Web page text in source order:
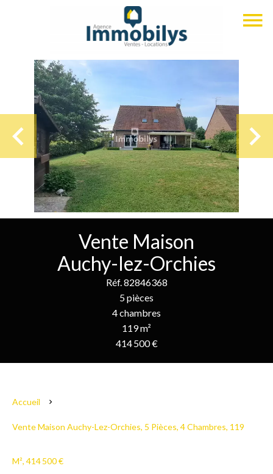
Vente Maison
Auchy-lez-Orchies
Réf. 82846368
5 pièces
4 chambres
119 m²
414 500 €
Accueil
Vente Maison Auchy-Lez-Orchies, 5 Pièces, 4 Chambres, 119
M², 414 500 €